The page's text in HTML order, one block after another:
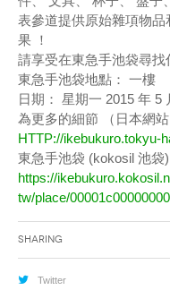
表參道提供原始雜項物
果 ！
請享受在東急手池袋尋找
東急手池袋地點： 一樓
日期： 星期一 2015 年 5
為更多的細節 （日本網站
HTTP://ikebukuro.tokyu-
東急手池袋 (kokosil 池袋)
https://
tw/place/
Sharing
Twitter